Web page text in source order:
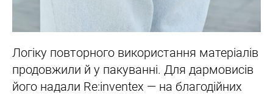
Логіку повторного використання матеріалів
продовжили й у пакуванні. Для дармовисів
його надали Re:inventex — на благодійних